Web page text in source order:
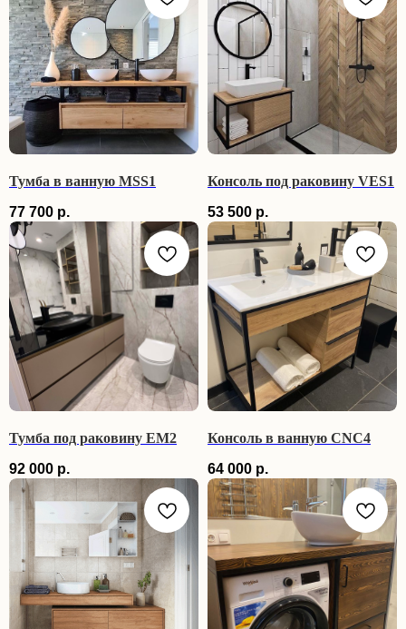
Тумба в ванную MSS1
77 700 р.
Консоль под раковину VES1
53 500 р.
Тумба под раковину EM2
92 000 р.
Консоль в ванную CNC4
64 000 р.